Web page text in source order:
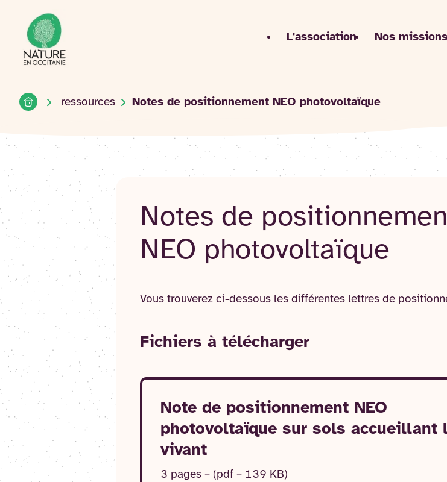
Accéder
au
contenu
Accueil du site
L'association
Nos missions
Accueilressources Notes de positionnement NEO photovoltaïque
Notes de
NEO photovoltaïque
Vous trouverez ci-dessous les différentes lettres de
Fichiers à télécharger
Note de positionnement NEO
photovoltaïque sur sols accueillant
vivant
3 pages – (pdf – 139 KB)